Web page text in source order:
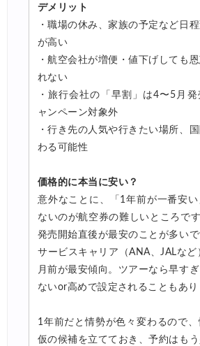
デメリット
・職場の休み、家族の予定など日
が高い
・航空会社が増便・値下げしても
れない
・旅行会社の「早割」は4〜5月
ャンペーン対象外
・行き先の人気や行きたい場所、
わる可能性
価格的に本当に安い？
意外なことに、「1年前が一番安い
ないのが航空券の難しいところで
発売開始直後が最安のことが多い
サービスキャリア（ANA、JALなど
月前が最安傾向。ツアーなら早す
ないor高めで設定されることもあり
1年前だと情勢が色々変わるので、
仮の候補を立てておき、予約はも